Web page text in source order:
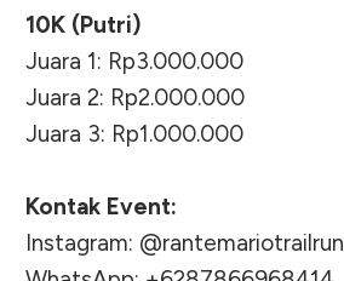
10K (Putri)
Juara 1: Rp3.000.000
Juara 2: Rp2.000.000
Juara 3: Rp1.000.000
Kontak Event:
Instagram: @rantemariotrailrun